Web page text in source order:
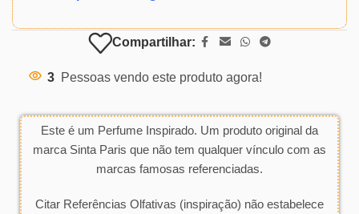
Compartilhar:
3 Pessoas vendo este produto agora!
Este é um Perfume Inspirado. Um produto original da
marca Sinta Paris que não tem qualquer vínculo com as
marcas famosas referenciadas.
Citar Referências Olfativas (inspiração) não estabelece